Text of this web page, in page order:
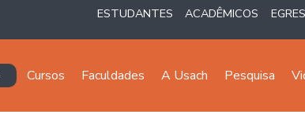
ESTUDANTES ACADÊMICOS
principal
Cursos Faculdades A Usach Pesquisa